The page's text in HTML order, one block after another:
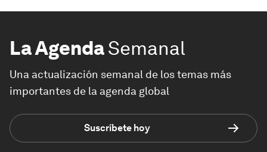
La AgendaSemanal
Una actualización semanal de los temas más
importantes de la agenda global
Suscríbete hoy